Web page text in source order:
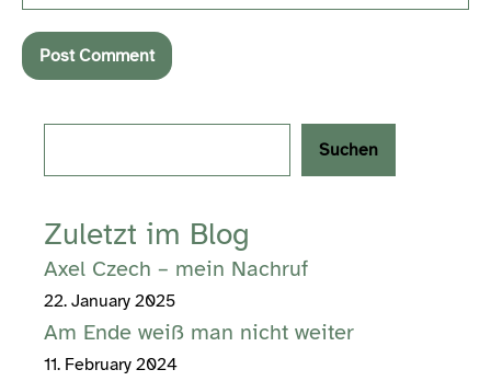
Suchen
Zuletzt im Blog
Axel Czech – mein Nachruf
22. January 2025
Am Ende weiß man nicht weiter
11. February 2024